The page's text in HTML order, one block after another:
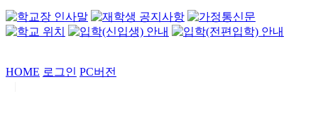
HOME 로그인 PC버전